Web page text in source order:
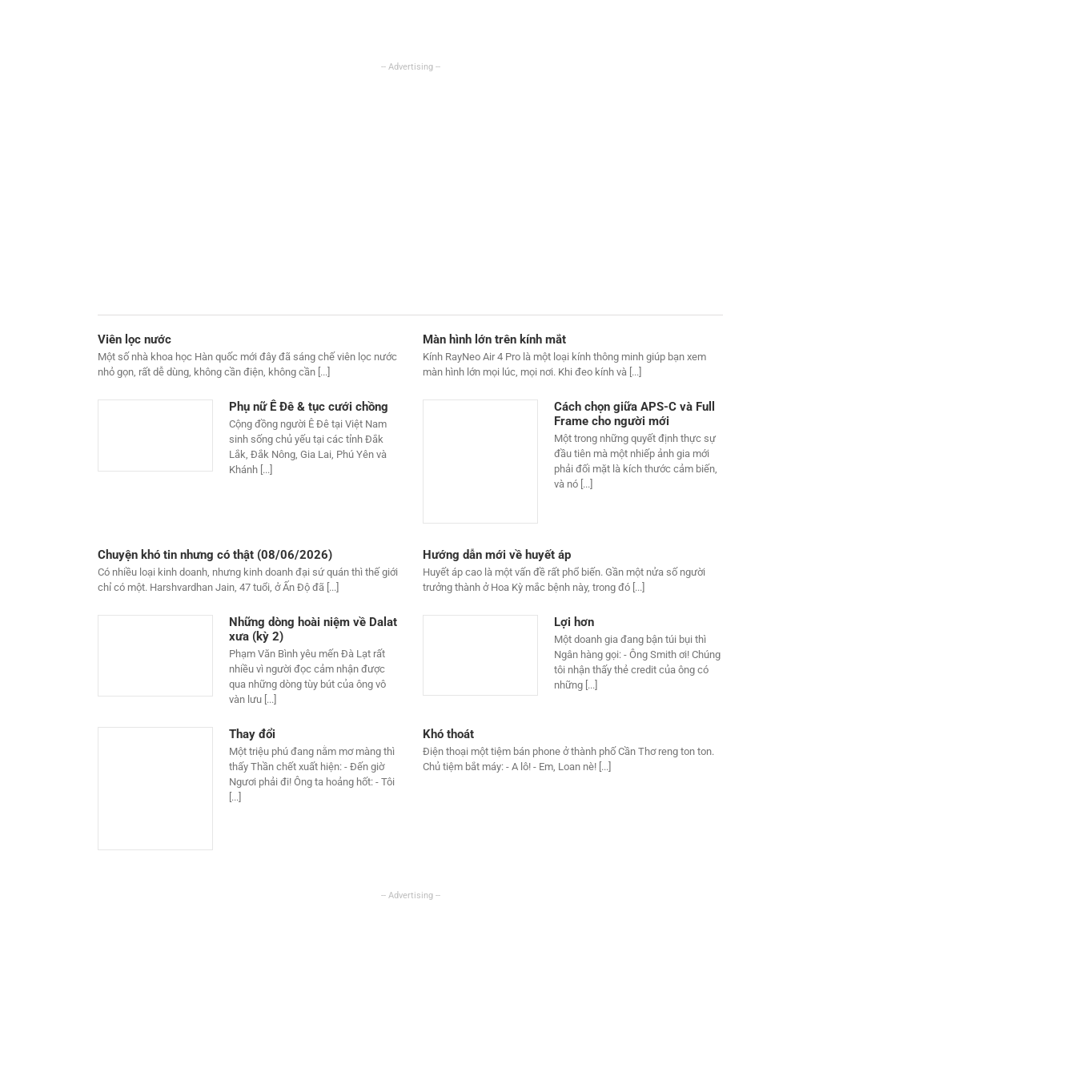
Viên lọc nước
Một số nhà khoa học Hàn quốc mới đây đã sáng chế viên lọc nước
nhỏ gọn, rất dễ dùng, không cần điện, không cần [...]
Màn hình lớn trên kính mắt
Kính RayNeo Air 4 Pro là một loại kính thông minh giúp bạn xem
màn hình lớn mọi lúc, mọi nơi. Khi đeo kính và [...]
Phụ nữ Ê Đê & tục cưới chồng
Cộng đồng người Ê Đê tại Việt Nam
sinh sống chủ yếu tại các tỉnh Đắk
Lắk, Đắk Nông, Gia Lai, Phú Yên và
Khánh [...]
Cách chọn giữa APS-C và Full
Frame cho người mới
Một trong những quyết định thực sự
đầu tiên mà một nhiếp ảnh gia mới
phải đối mặt là kích thước cảm biến,
và nó [...]
Chuyện khó tin nhưng có thật (08/06/2026)
Có nhiều loại kinh doanh, nhưng kinh doanh đại sứ quán thì thế giới
chỉ có một. Harshvardhan Jain, 47 tuổi, ở Ấn Độ đã [...]
Hướng dẫn mới về huyết áp
Huyết áp cao là một vấn đề rất phổ biến. Gần một nửa số người
trưởng thành ở Hoa Kỳ mắc bệnh này, trong đó [...]
Những dòng hoài niệm về Dalat
xưa (kỳ 2)
Phạm Văn Bình yêu mến Đà Lạt rất
nhiều vì người đọc cảm nhận được
qua những dòng tùy bút của ông vô
vàn lưu [...]
Lợi hơn
Một doanh gia đang bận túi bụi thì
Ngân hàng gọi: - Ông Smith ơi! Chúng
tôi nhận thấy thẻ credit của ông có
những [...]
Thay đổi
Một triệu phú đang nằm mơ màng thì
thấy Thần chết xuất hiện: - Đến giờ
Ngươi phải đi! Ông ta hoảng hốt: - Tôi
[...]
Khó thoát
Điện thoại một tiệm bán phone ở thành phố Cần Thơ reng ton ton.
Chủ tiệm bắt máy: - A lô! - Em, Loan nè! [...]